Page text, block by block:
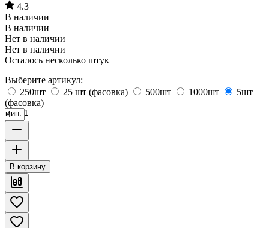
4.3
В наличии
В наличии
Нет в наличии
Нет в наличии
Осталось несколько штук
Выберите артикул:
250шт
25 шт (фасовка) 500шт 1000шт
5шт
(фасовка)
мин. 1
В корзину